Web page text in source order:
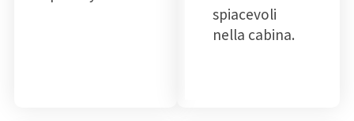
spiacevoli
nella cabina.